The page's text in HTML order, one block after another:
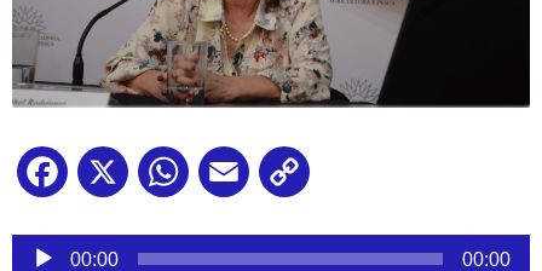
Facebook
X WhatsApp
Email
Reproductor
00:00 00:00